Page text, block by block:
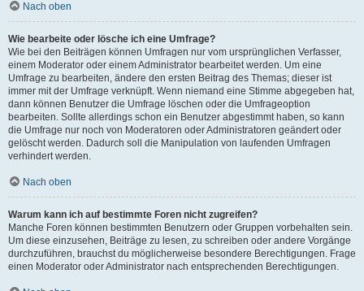
Nach oben
Wie bearbeite oder lösche ich eine Umfrage?
Wie bei den Beiträgen können Umfragen nur vom ursprünglichen Verfasser,
einem Moderator oder einem Administrator bearbeitet werden. Um eine
Umfrage zu bearbeiten, ändere den ersten Beitrag des Themas; dieser ist
immer mit der Umfrage verknüpft. Wenn niemand eine Stimme abgegeben hat,
dann können Benutzer die Umfrage löschen oder die Umfrageoption
bearbeiten. Sollte allerdings schon ein Benutzer abgestimmt haben, so kann
die Umfrage nur noch von Moderatoren oder Administratoren geändert oder
gelöscht werden. Dadurch soll die Manipulation von laufenden Umfragen
verhindert werden.
Nach oben
Warum kann ich auf bestimmte Foren nicht zugreifen?
Manche Foren können bestimmten Benutzern oder Gruppen vorbehalten sein.
Um diese einzusehen, Beiträge zu lesen, zu schreiben oder andere Vorgänge
durchzuführen, brauchst du möglicherweise besondere Berechtigungen. Frage
einen Moderator oder Administrator nach entsprechenden Berechtigungen.